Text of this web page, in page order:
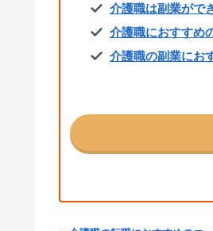
介護職は副業がで
介護職におすすめ
介護職の副業にお